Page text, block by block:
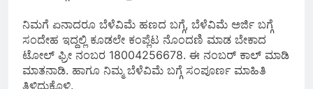
ನಿಮಗೆ ಏನಾದರೂ ಬೆಳೆವಿಮೆ ಹಣದ ಬಗ್ಗೆ, ಬೆಳೆವಿಮೆ ಅರ್ಜಿ ಬಗ್ಗೆ
ಸಂದೇಹ ಇದ್ದಲ್ಲಿ ಕೂಡಲೇ ಕಂಪ್ಲೆಟ ನೊಂದಣಿ ಮಾಡ ಬೇಕಾದ
ಟೋಲ್ ಫ್ರೀ ನಂಬರ 18004256678. ಈ ನಂಬರ್ ಕಾಲ್ ಮಾಡಿ
ಮಾತನಾಡಿ. ಹಾಗೂ ನಿಮ್ಮ ಬೆಳೆವಿಮೆ ಬಗ್ಗೆ ಸಂಪೂರ್ಣ ಮಾಹಿತಿ
ತಿಳಿದುಕೊಳ್ಳಿ.